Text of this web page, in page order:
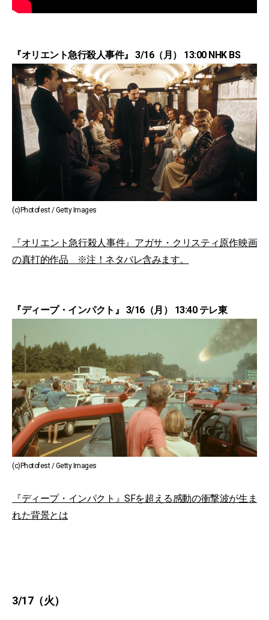
『オリエント急行殺人事件』 3/16（月） 13:00 NHK BS
(c)Photofest / Getty Images
『オリエント急行殺人事件』アガサ・クリスティ原作映画
の真打的作品 ※注！ネタバレ含みます。
『ディープ・インパクト』 3/16（月） 13:40 テレ東
(c)Photofest / Getty Images
『ディープ・インパクト』SFを超える感動の衝撃波が生ま
れた背景とは
3/17（火）